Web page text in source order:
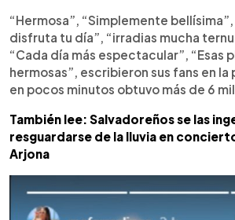
“Hermosa”, “Simplemente bellísima”,
disfruta tu día”, “irradias mucha
“Cada día más espectacular”, “Esas
hermosas”, escribieron sus fans en
en pocos minutos obtuvo más de 6
También lee: Salvadoreños se las
resguardarse de la lluvia en
Arjona